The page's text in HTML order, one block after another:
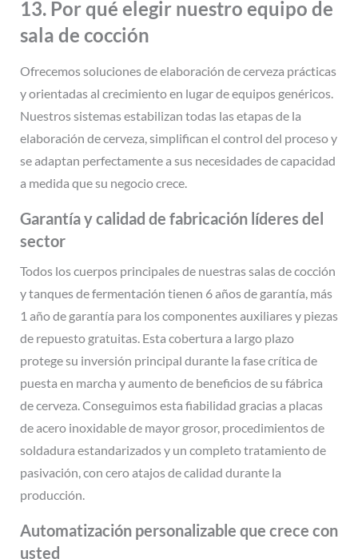
13. Por qué elegir nuestro equipo de
sala de cocción
Ofrecemos soluciones de elaboración de cerveza prácticas
y orientadas al crecimiento en lugar de equipos genéricos.
Nuestros sistemas estabilizan todas las etapas de la
elaboración de cerveza, simplifican el control del proceso y
se adaptan perfectamente a sus necesidades de capacidad
a medida que su negocio crece.
Garantía y calidad de fabricación líderes del
sector
Todos los cuerpos principales de nuestras salas de cocción
y tanques de fermentación tienen 6 años de garantía, más
1 año de garantía para los componentes auxiliares y piezas
de repuesto gratuitas. Esta cobertura a largo plazo
protege su inversión principal durante la fase crítica de
puesta en marcha y aumento de beneficios de su fábrica
de cerveza. Conseguimos esta fiabilidad gracias a placas
de acero inoxidable de mayor grosor, procedimientos de
soldadura estandarizados y un completo tratamiento de
pasivación, con cero atajos de calidad durante la
producción.
Automatización personalizable que crece con
usted